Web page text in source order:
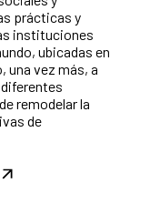
prácticas y
instituciones
ubicadas en
una vez más, a
remodelar la
de